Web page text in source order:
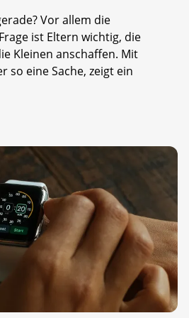
Vor allem die
ist Eltern wichtig, die
Kleinen anschaffen. Mit
so eine Sache, zeigt ein